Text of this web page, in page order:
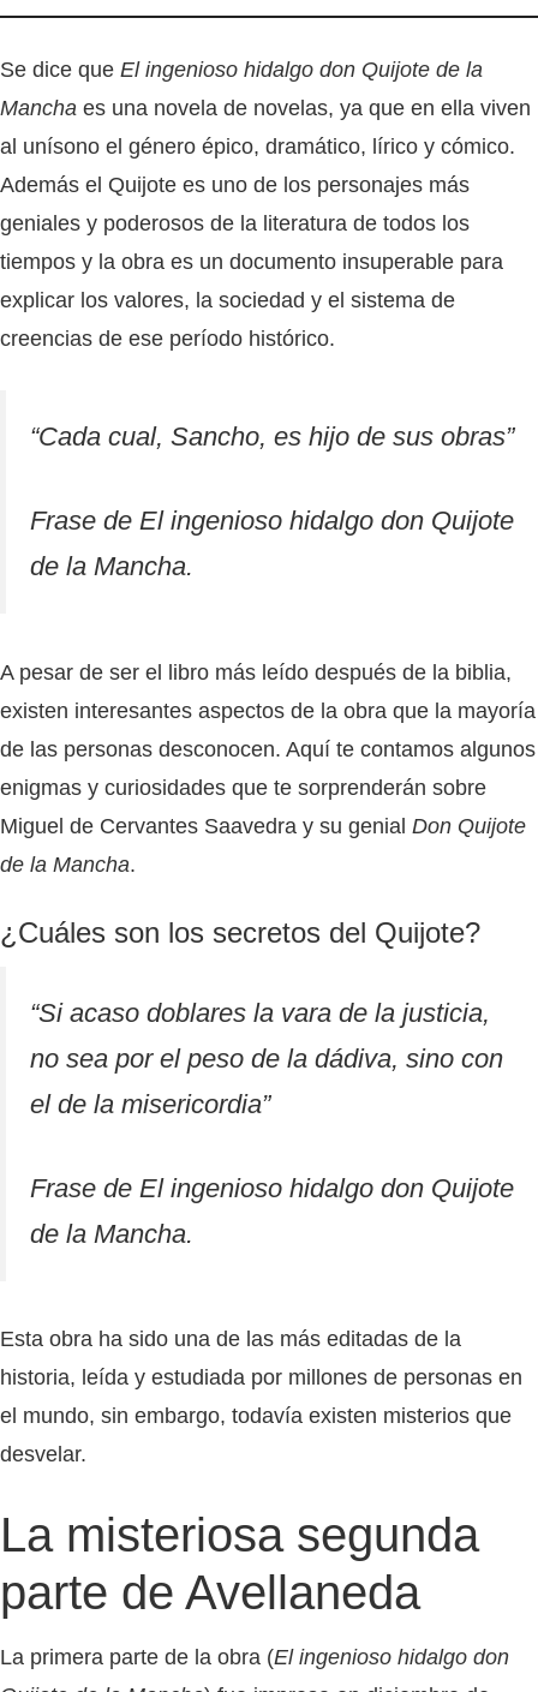
Se dice que El ingenioso hidalgo don Quijote de la
Mancha es una novela de novelas, ya que en ella viven
al unísono el género épico, dramático, lírico y cómico.
Además el Quijote es uno de los personajes más
geniales y poderosos de la literatura de todos los
tiempos y la obra es un documento insuperable para
explicar los valores, la sociedad y el sistema de
creencias de ese período histórico.
“Cada cual, Sancho, es hijo de sus obras”
Frase de El ingenioso hidalgo don Quijote
de la Mancha.
A pesar de ser el libro más leído después de la biblia,
existen interesantes aspectos de la obra que la mayoría
de las personas desconocen. Aquí te contamos algunos
enigmas y curiosidades que te sorprenderán sobre
Miguel de Cervantes Saavedra y su genial Don Quijote
de la Mancha.
¿Cuáles son los secretos del Quijote?
“Si acaso doblares la vara de la justicia,
no sea por el peso de la dádiva, sino con
el de la misericordia”
Frase de El ingenioso hidalgo don Quijote
de la Mancha.
Esta obra ha sido una de las más editadas de la
historia, leída y estudiada por millones de personas en
el mundo, sin embargo, todavía existen misterios que
desvelar.
La misteriosa segunda
parte de Avellaneda
La primera parte de la obra (El ingenioso hidalgo don